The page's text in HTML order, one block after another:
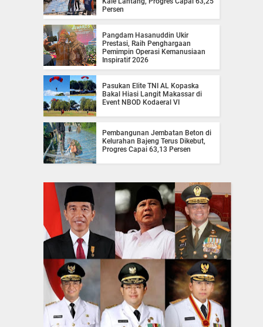
Persen
Pangdam Hasanuddin Ukir
Prestasi, Raih Penghargaan
Pemimpin Operasi Kemanusiaan
Inspiratif 2026
Pasukan Elite TNI AL Kopaska
Bakal Hiasi Langit Makassar di
Event NBOD Kodaeral VI
Pembangunan Jembatan Beton di
Kelurahan Bajeng Terus Dikebut,
Progres Capai 63,13 Persen